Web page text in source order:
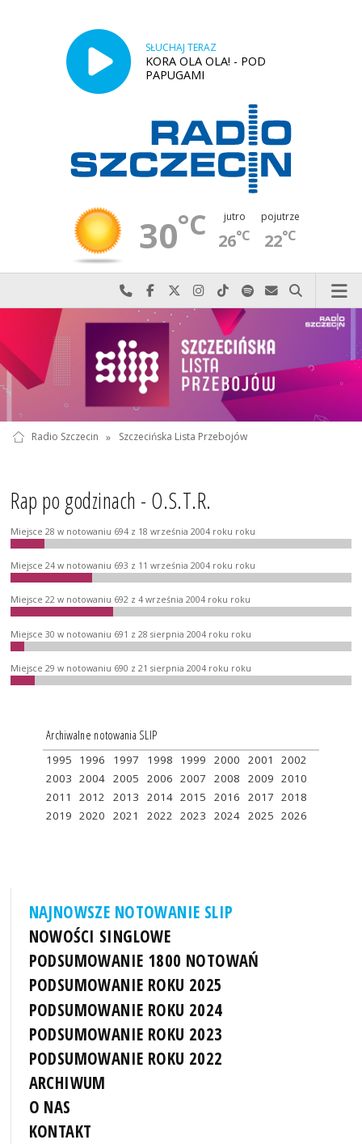
SŁUCHAJ TERAZ
KORA OLA OLA! - POD
PAPUGAMI
30°C jutro
26°C
pojutrze
22°C
Najlepiej po prostu do nas zadzwoń
Odwiedź nas na Facebook-u
Odwiedź nas na X
Odwiedź nas na Instagram-ie
Odwiedź nas na TikTok-u
Szukaj nas na Spotify
Wyślij do nas
Szukaj
Radio Szczecin » Szczecińska Lista Przebojów
Rap po godzinach - O.S.T.R.
Miejsce 28 w notowaniu 694 z 18 września 2004 roku roku
Miejsce 24 w notowaniu 693 z 11 września 2004 roku roku
Miejsce 22 w notowaniu 692 z 4 września 2004 roku roku
Miejsce 30 w notowaniu 691 z 28 sierpnia 2004 roku roku
Miejsce 29 w notowaniu 690 z 21 sierpnia 2004 roku roku
Archiwalne notowania SLIP
1995 1996 1997 1998 1999 2000 2001
2002
2003 2004 2005 2006 2007 2008 2009 2010
2011
2012 2013 2014 2015 2016 2017 2018
2019 2020 2021 2022 2023 2024 2025 2026
NAJNOWSZE NOTOWANIE SLIP
NOWOŚCI SINGLOWE
PODSUMOWANIE 1800 NOTOWAŃ
PODSUMOWANIE ROKU 2025
PODSUMOWANIE ROKU 2024
PODSUMOWANIE ROKU 2023
PODSUMOWANIE ROKU 2022
ARCHIWUM
O NAS
KONTAKT